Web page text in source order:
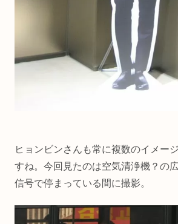
ヒョンビンさんも常に複数のイメー
すね。今回見たのは空気清浄機？の
信号で停まっている間に撮影。